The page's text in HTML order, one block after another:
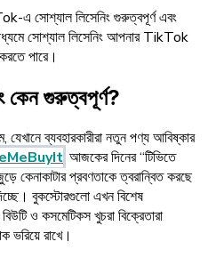
এ সোশ্যাল লিসেনিং গুরুত্বপূর্ণ এবং
সোশ্যাল লিসেনিং আপনার TikTok
পারে।
কেন গুরুত্বপূর্ণ?
যেখানে ব্যবহারকারীরা নতুন পণ্য আবিষ্কার
আজকের দিনের “টিভিতে
কেনাকাটার প্রবণতাকে ত্বরান্বিত করছে
বুকস্টোরগুলো এখন বিশেষ
ও কসমেটিকস খুচরা বিক্রেতারা
রাখে।